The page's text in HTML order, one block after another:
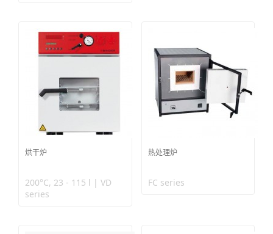
烘干炉
200°C, 23 - 115 l | VD
series
热处理炉
FC series